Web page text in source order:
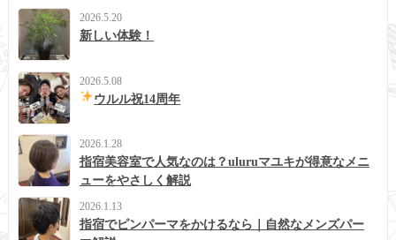
2026.5.20
新しい体験！
2026.5.08
ウルル祝14周年
2026.1.28
指宿美容室で人気なのは？uluruマユキが得意なメニ
ューをやさしく解説
2026.1.13
指宿でピンパーマをかけるなら｜自然なメンズパー